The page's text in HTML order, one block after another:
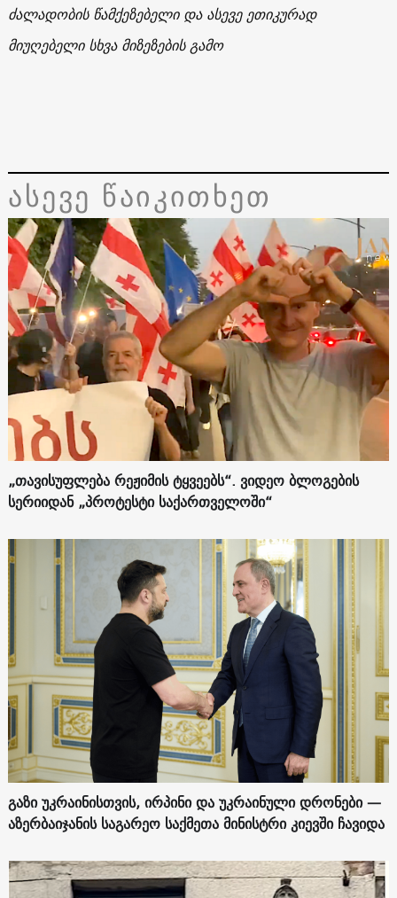
ძალადობის წამქეზებელი და ასევე ეთიკურად
მიუღებელი სხვა მიზეზების გამო
ასევე წაიკითხეთ
„თავისუფლება რეჟიმის ტყვეებს“. ვიდეო ბლოგების
სერიიდან „პროტესტი საქართველოში“
გაზი უკრაინისთვის, ირპინი და უკრაინული დრონები —
აზერბაიჯანის საგარეო საქმეთა მინისტრი კიევში ჩავიდა